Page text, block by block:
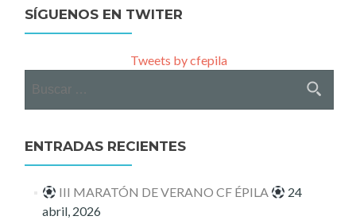
SÍGUENOS EN TWITER
Tweets by cfepila
ENTRADAS RECIENTES
III MARATÓN DE VERANO CF ÉPILA
24
abril, 2026